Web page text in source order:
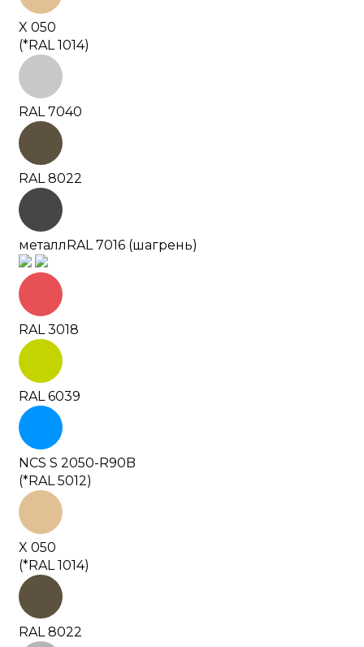
X 050
(*RAL 1014)
RAL 7040
RAL 8022
металлRAL 7016 (шагрень)
RAL 3018
RAL 6039
NCS S 2050-R90B
(*RAL 5012)
X 050
(*RAL 1014)
RAL 8022